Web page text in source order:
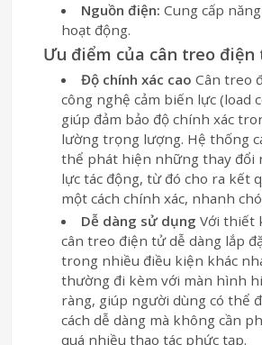
Nguồn điện: Cung cấp
hoạt động.
Ưu điểm của cân treo
Độ chính xác cao Cân treo
công nghệ cảm biến lực (load
giúp đảm bảo độ chính xác
lường trọng lượng. Hệ thống
thể phát hiện những thay đổi
lực tác động, từ đó cho ra kết
một cách chính xác, nhanh
Dễ dàng sử dụng Với thiết
cân treo điện tử dễ dàng lắp
trong nhiều điều kiện khác
thường đi kèm với màn hình
ràng, giúp người dùng có thể
cách dễ dàng mà không cần
quá nhiều thao tác phức tạp.